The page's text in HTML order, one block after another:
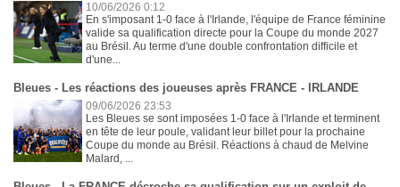
10/06/2026 0:12
En s'imposant 1-0 face à l'Irlande, l'équipe de France féminine
valide sa qualification directe pour la Coupe du monde 2027
au Brésil. Au terme d'une double confrontation difficile et
d'une...
Bleues - Les réactions des joueuses après FRANCE - IRLANDE
09/06/2026 23:53
Les Bleues se sont imposées 1-0 face à l'Irlande et terminent
en tête de leur poule, validant leur billet pour la prochaine
Coupe du monde au Brésil. Réactions à chaud de Melvine
Malard, ...